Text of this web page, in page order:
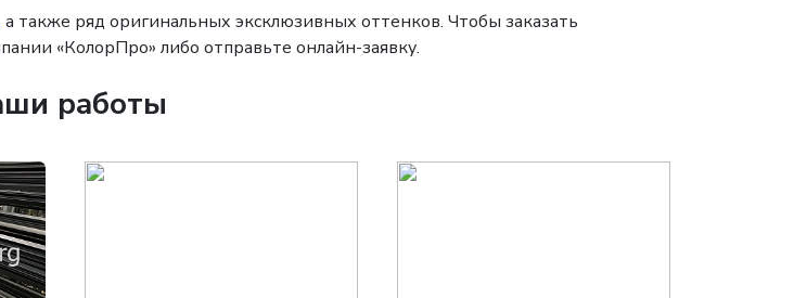
а также ряд оригинальных эксклюзивных оттенков. Чтобы заказать
«КолорПро» либо отправьте онлайн-заявку.
работы